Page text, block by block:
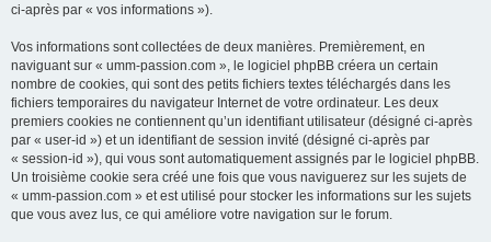
ci-après par « vos informations »).
Vos informations sont collectées de deux manières. Premièrement, en
naviguant sur « umm-passion.com », le logiciel phpBB créera un certain
nombre de cookies, qui sont des petits fichiers textes téléchargés dans les
fichiers temporaires du navigateur Internet de votre ordinateur. Les deux
premiers cookies ne contiennent qu’un identifiant utilisateur (désigné ci-après
par « user-id ») et un identifiant de session invité (désigné ci-après par
« session-id »), qui vous sont automatiquement assignés par le logiciel phpBB.
Un troisième cookie sera créé une fois que vous naviguerez sur les sujets de
« umm-passion.com » et est utilisé pour stocker les informations sur les sujets
que vous avez lus, ce qui améliore votre navigation sur le forum.